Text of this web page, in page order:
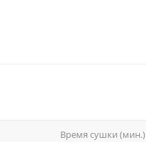
Время сушки (мин.)